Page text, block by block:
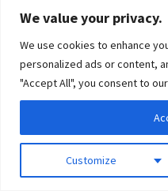
We value your privacy.
We use cookies to enhance
personalized ads or content,
"Accept All", you consent to
Customize